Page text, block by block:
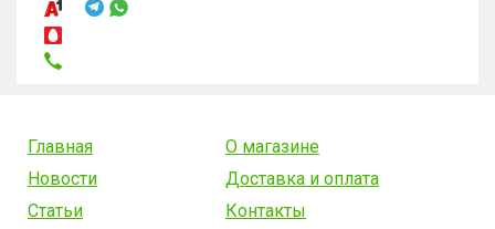
Главная
О магазине
Новости
Доставка и оплата
Статьи
Контакты